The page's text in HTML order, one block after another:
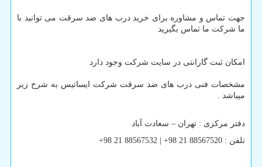
جهت تماس و مشاوره برای خرید درب های ضد سرقت می توانید با
ما شرکت ما تماس بگیرید
امکان ثبت گارانتی در سایت شرکت وجود دارد
مشخصات فنی درب های ضد سرقت شرکت ایساتیس به شرح زیر
میباشد .
دفتر مرکزی : تهران – سعادت آباد
تلفن : 88567520 21 98+ | 88567532 21 98+